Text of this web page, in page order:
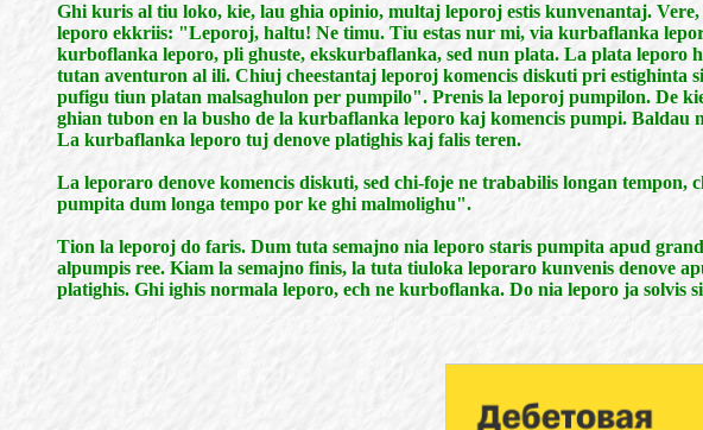
Ghi kuris al tiu loko, kie, lau ghia opinio, multaj leporoj estis kunvenantaj.
leporo ekkriis: "Leporoj, haltu! Ne timu. Tiu estas nur mi, via kurbaflanka
kurboflanka leporo, pli ghuste, ekskurbaflanka, sed nun plata. La plata
tutan aventuron al ili. Chiuj cheestantaj leporoj komencis diskuti pri estighinta
pufigu tiun platan malsaghulon per pumpilo". Prenis la leporoj pumpilon. De
ghian tubon en la busho de la kurbaflanka leporo kaj komencis pumpi.
La kurbaflanka leporo tuj denove platighis kaj falis teren.
La leporaro denove komencis diskuti, sed chi-foje ne trababilis longan
pumpita dum longa tempo por ke ghi malmolighu".
Tion la leporoj do faris. Dum tuta semajno nia leporo staris pumpita apud
alpumpis ree. Kiam la semajno finis, la tuta tiuloka leporaro kunvenis denove
platighis. Ghi ighis normala leporo, ech ne kurboflanka. Do nia leporo ja solvis